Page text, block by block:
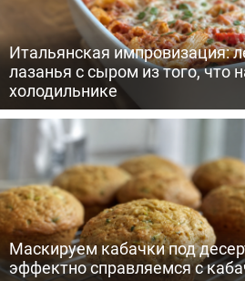
Итальянская импровизация:
лазанья с сыром из того, что
холодильнике
Маскируем кабачки под
эффектно справляемся с